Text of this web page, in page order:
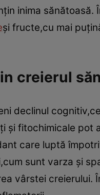
inima
şi fructe,cu mai
creierul
declinul
şi fitochimicale pot
care luptă
sunt varza şi
vârstei creierului.